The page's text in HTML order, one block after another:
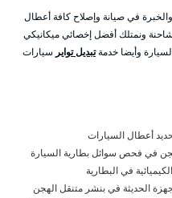
في صيانة وإصلاح كافة أعطال
ونمتلك أفضل إخصائي ميكانيكي
وأيضا خدمةتبديل تواير سيارات
أعطال السيارات
في فحص سوائل بطارية السيارة
في البطارية
الحديثة في بنشر متنقل الهجن